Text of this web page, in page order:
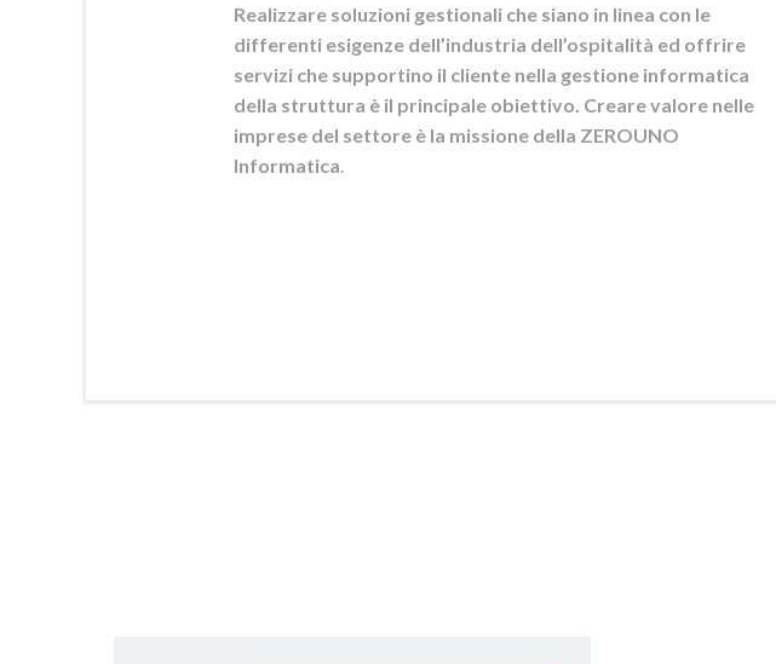
Realizzare soluzioni gestionali che siano in linea con le
differenti esigenze dell’industria dell’ospitalità ed offrire
servizi che supportino il cliente nella gestione informatica
della struttura è il principale obiettivo. Creare valore nelle
imprese del settore è la missione della ZEROUNO
Informatica